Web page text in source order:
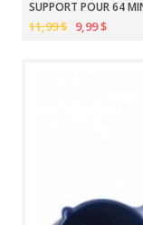
SUPPORT POUR 64
11,99 $ 9,99 $